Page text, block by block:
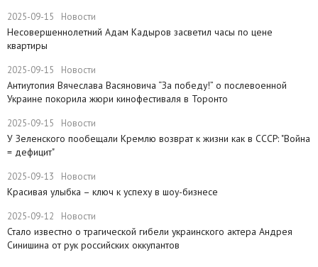
2025-09-15 Новости
Несовершеннолетний Адам Кадыров засветил часы по цене
квартиры
2025-09-15 Новости
Антиутопия Вячеслава Васяновича “За победу!” о послевоенной
Украине покорила жюри кинофестиваля в Торонто
2025-09-15 Новости
​У Зеленского пообещали Кремлю возврат к жизни как в СССР: "Война
= дефицит"
2025-09-13 Новости
Красивая улыбка – ключ к успеху в шоу-бизнесе
2025-09-12 Новости
Стало известно о трагической гибели украинского актера Андрея
Синишина от рук российских оккупантов